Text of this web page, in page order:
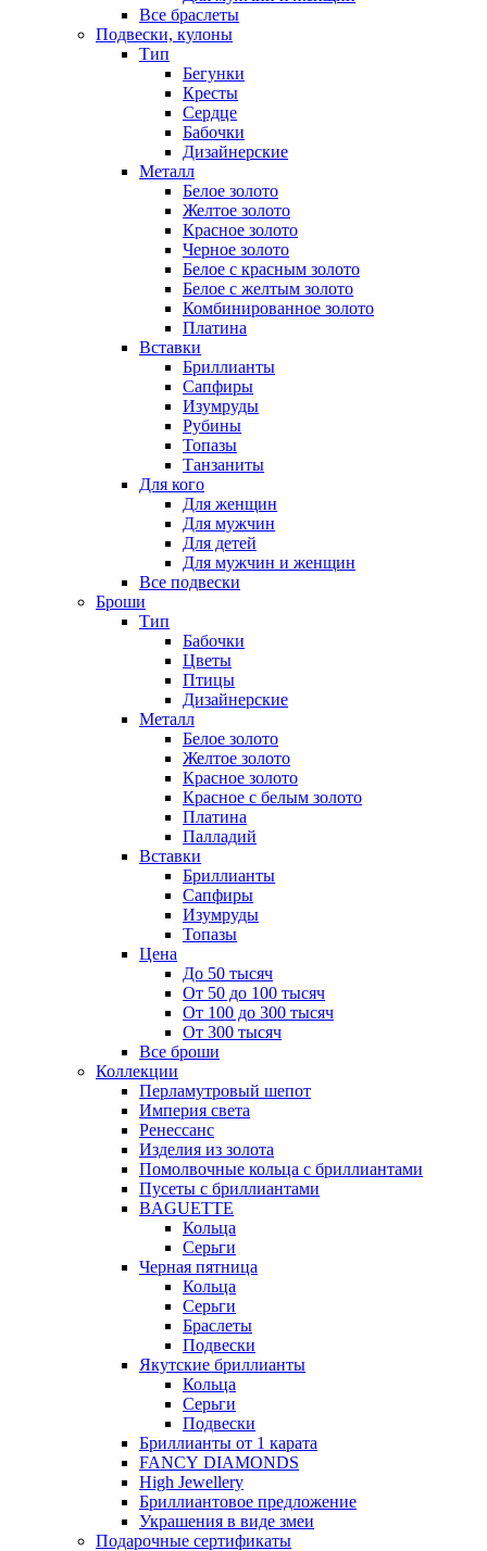
Все браслеты
Подвески, кулоны
Тип
Бегунки
Кресты
Сердце
Бабочки
Дизайнерские
Металл
Белое золото
Желтое золото
Красное золото
Черное золото
Белое с красным золото
Белое с желтым золото
Комбинированное золото
Платина
Вставки
Бриллианты
Сапфиры
Изумруды
Рубины
Топазы
Танзаниты
Для кого
Для женщин
Для мужчин
Для детей
Для мужчин и женщин
Все подвески
Броши
Тип
Бабочки
Цветы
Птицы
Дизайнерские
Металл
Белое золото
Желтое золото
Красное золото
Красное с белым золото
Платина
Палладий
Вставки
Бриллианты
Сапфиры
Изумруды
Топазы
Цена
До 50 тысяч
От 50 до 100 тысяч
От 100 до 300 тысяч
От 300 тысяч
Все броши
Коллекции
Перламутровый шепот
Империя света
Ренессанс
Изделия из золота
Помолвочные кольца с бриллиантами
Пусеты с бриллиантами
BAGUETTE
Кольца
Серьги
Черная пятница
Кольца
Серьги
Браслеты
Подвески
Якутские бриллианты
Кольца
Серьги
Подвески
Бриллианты от 1 карата
FANCY DIAMONDS
High Jewellery
Бриллиантовое предложение
Украшения в виде змеи
Подарочные сертификаты